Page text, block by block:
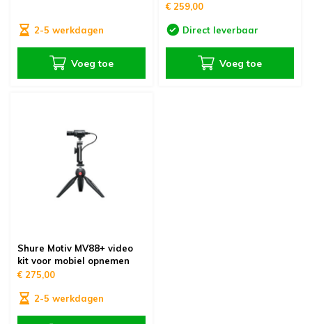
2-5 werkdagen
Voeg toe
€ 259,00
Direct leverbaar
Voeg toe
Shure Motiv MV88+ video
kit voor mobiel opnemen
€ 275,00
2-5 werkdagen